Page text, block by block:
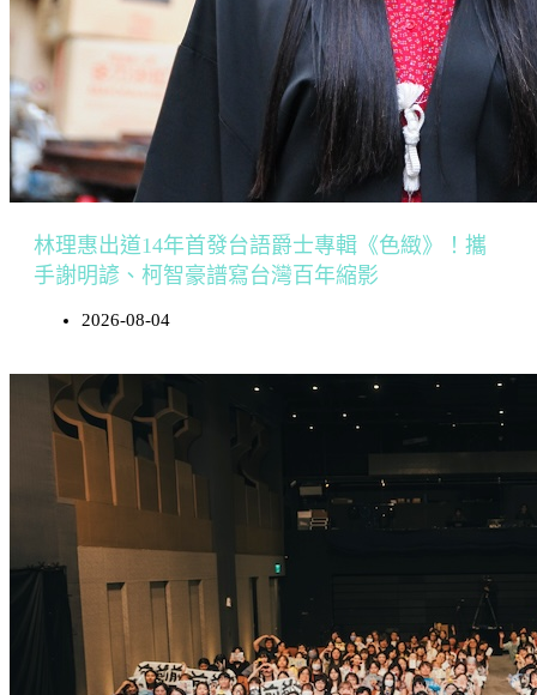
林理惠出道14年首發台語爵士專輯《色緻》！攜
手謝明諺、柯智豪譜寫台灣百年縮影
2026-08-04